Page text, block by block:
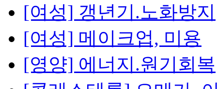
[여성] 갱년기.노화방지
[여성] 메이크업, 미용
[영양] 에너지.원기회복